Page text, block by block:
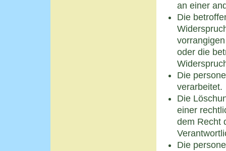
an einer
Die
oder die
Die
verarbeitet.
Die
einer
dem Recht
Die